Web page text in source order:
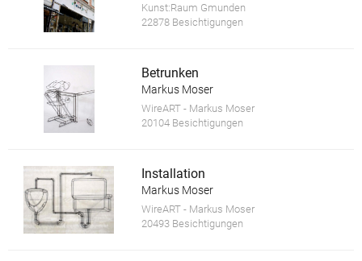
Kunst:Raum Gmunden
22878 Besichtigungen
Betrunken
Markus Moser
WireART - Markus Moser
20104 Besichtigungen
Installation
Markus Moser
WireART - Markus Moser
20493 Besichtigungen